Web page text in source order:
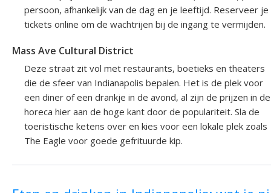
persoon, afhankelijk van de dag en je leeftijd. Reserveer je
tickets online om de wachtrijen bij de ingang te vermijden.
Mass Ave Cultural District
Deze straat zit vol met restaurants, boetieks en theaters
die de sfeer van Indianapolis bepalen. Het is de plek voor
een diner of een drankje in de avond, al zijn de prijzen in de
horeca hier aan de hoge kant door de populariteit. Sla de
toeristische ketens over en kies voor een lokale plek zoals
The Eagle voor goede gefrituurde kip.